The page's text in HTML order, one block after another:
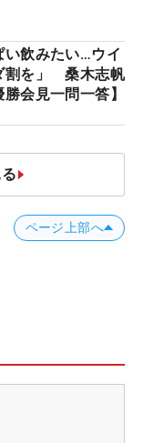
い飲みたい…ウイ
割を」 桑木志帆
会見一問一答】
ページ上部へ